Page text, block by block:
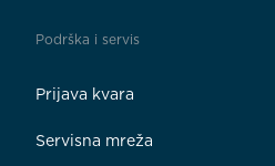
Podrška i servis
Prijava kvara
Servisna mreža